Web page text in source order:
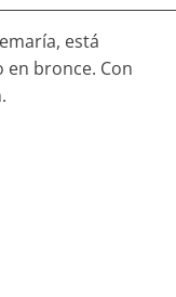
está
en bronce. Con